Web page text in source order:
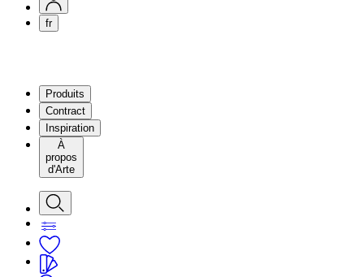
fr
Produits
Contract
Inspiration
À
propos
d'Arte